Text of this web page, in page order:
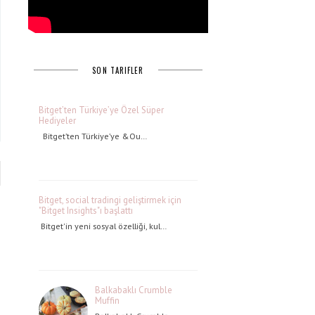
SON TARIFLER
Bitget’ten Türkiye’ye Özel Süper
Hediyeler
Bitget’ten Türkiye’ye &Ou…
Bitget, social tradingi geliştirmek için
"Bitget Insights"ı başlattı
Bitget'in yeni sosyal özelliği, kul…
Balkabaklı Crumble
Muffin